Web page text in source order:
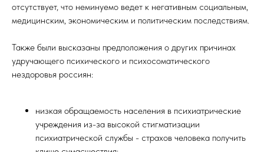
отсутствует, что неминуемо ведет к негативным социальным,
медицинским, экономическим и политическим последствиям.
Также были высказаны предположения о других причинах
удручающего психического и психосоматического
нездоровья россиян:
низкая обращаемость населения в психиатрические
учреждения из-за высокой стигматизации
психиатрической службы - страхов человека получить